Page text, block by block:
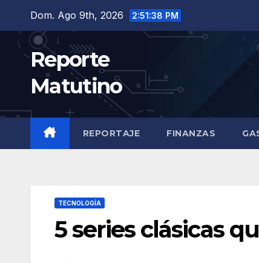
contenido
Dom. Ago 9th, 2026 2:51:40 PM
Reporte
Matutino
REPORTAJE FINANZAS
TECNOLOGÍA
5 series clásicas